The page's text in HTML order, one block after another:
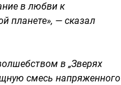
в любви к
планете», — сказал
в „Зверях
смесь напряженного